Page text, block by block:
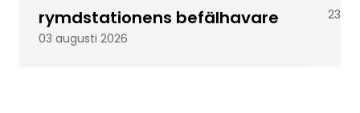
rymdstationens befälhavare
03 augusti 2026
23